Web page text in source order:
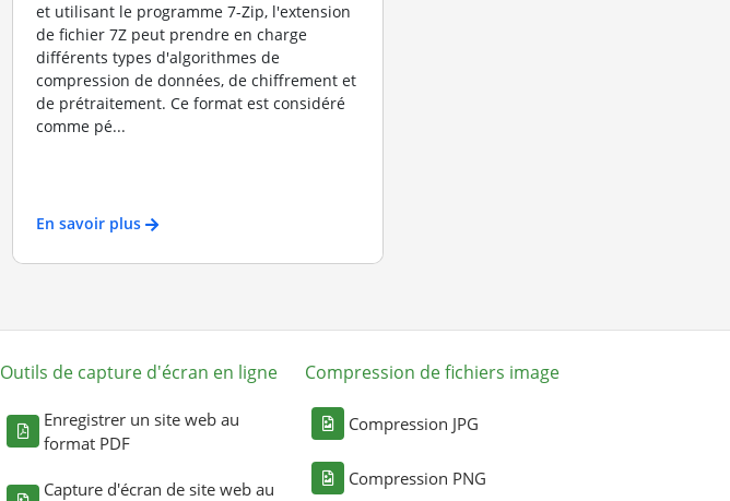
et utilisant le programme 7-Zip, l'extension
de fichier 7Z peut prendre en charge
différents types d'algorithmes de
compression de données, de chiffrement et
de prétraitement. Ce format est considéré
comme pé...
En savoir plus
Outils de capture d'écran en ligne
Enregistrer un site web au
format PDF
Capture d'écran de site web au
Compression de fichiers image
Compression JPG
Compression PNG